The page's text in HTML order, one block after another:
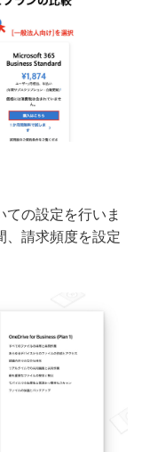
ての設定を行いま
、請求頻度を設定